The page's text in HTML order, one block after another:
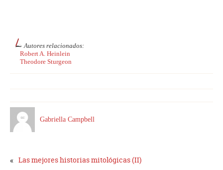
Autores relacionados:
Robert A. Heinlein
Theodore Sturgeon
Gabriella Campbell
« Las mejores historias mitológicas (II)